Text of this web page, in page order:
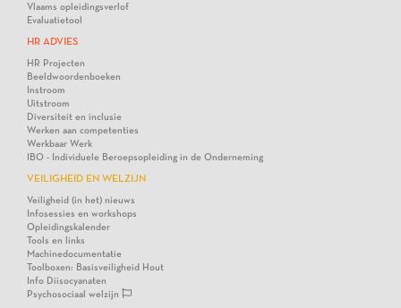
Vlaams opleidingsverlof
Evaluatietool
HR ADVIES
HR Projecten
Beeldwoordenboeken
Instroom
Uitstroom
Diversiteit en inclusie
Werken aan competenties
Werkbaar Werk
IBO - Individuele Beroepsopleiding in de Onderneming
VEILIGHEID EN WELZIJN
Veiligheid (in het) nieuws
Infosessies en workshops
Opleidingskalender
Tools en links
Machinedocumentatie
Toolboxen: Basisveiligheid Hout
Info Diisocyanaten
Psychosociaal welzijn